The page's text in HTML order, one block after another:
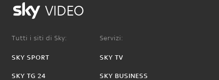
VIDEO
Tutti i siti di Sky:
SKY SPORT
SKY TG 24
Servizi:
SKY TV
SKY BUSINESS